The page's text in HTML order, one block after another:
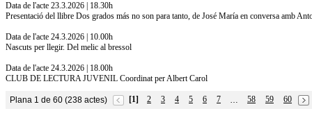
Data de l'acte 23.3.2026 | 18.30h
Presentació del llibre Dos grados más no son para tanto, de José María en conversa amb
Data de l'acte 24.3.2026 | 10.00h
Nascuts per llegir. Del melic al bressol
Data de l'acte 24.3.2026 | 18.00h
CLUB DE LECTURA JUVENIL Coordinat per Albert Carol
Plana 1 de 60 (238 actes) [1] 2 3 4 5 6 7 … 58 59
60